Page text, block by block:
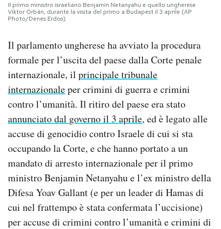
CALENDARIO
AREA PERSONALE
Newsletter
Notifiche mobile
Regala il Post
Hai bisogno di aiuto?
Esci
Il primo ministro israeliano Benjamin Netanyahu e quello ungherese
Viktor Orbán, durante la visita del primo a Budapest il 3 aprile (AP
Photo/Denes Erdos)
Il parlamento ungherese ha avviato la procedura
formale per l’uscita del paese dalla Corte penale
internazionale, il principale tribunale
internazionaleper crimini di guerra e crimini
contro l’umanità. Il ritiro del paese era stato
annunciato dal governo il 3 aprile, ed è legato alle
accuse di genocidio contro Israele di cui si sta
occupando la Corte, e che hanno portato a un
mandato di arresto internazionale per il primo
ministro Benjamin Netanyahu e l’ex ministro della
Difesa Yoav Gallant (e per un leader di Hamas di
cui nel frattempo è stata confermata l’uccisione)
per accuse di crimini contro l’umanità e crimini di